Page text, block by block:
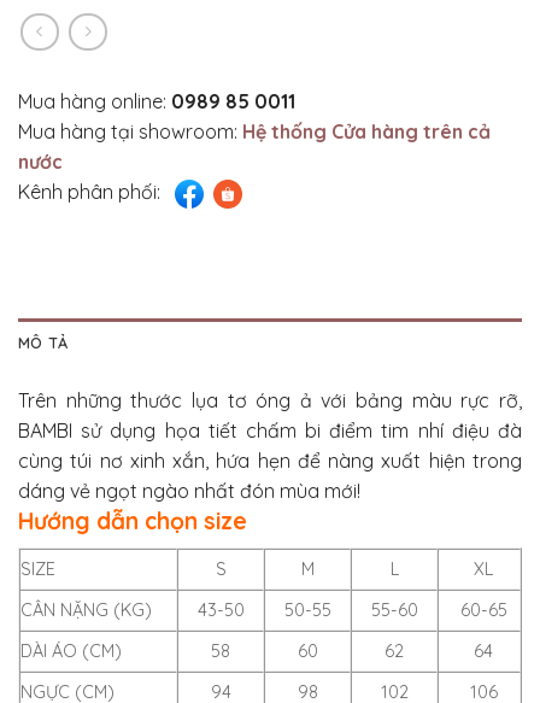
Mua hàng online: 0989 85 0011
Mua hàng tại showroom: Hệ thống Cửa hàng trên cả
nước
Kênh phân phối:
MÔ TẢ
Trên những thước lụa tơ óng ả với bảng màu rực rỡ,
BAMBI sử dụng họa tiết chấm bi điểm tim nhí điệu đà
cùng túi nơ xinh xắn, hứa hẹn để nàng xuất hiện trong
dáng vẻ ngọt ngào nhất đón mùa mới!
Hướng dẫn chọn size
SIZE S M L
XL
CÂN NẶNG (KG)
43-50 50-55 55-60
60-65
DÀI ÁO (CM)
58 60 62
64
NGỰC (CM)
94 98 102
106